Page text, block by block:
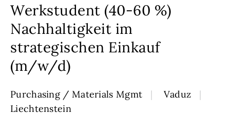
Werkstudent (40-60 %)
Nachhaltigkeit im
strategischen Einkauf
(m/w/d)
Purchasing / Materials Mgmt
Vaduz
Liechtenstein